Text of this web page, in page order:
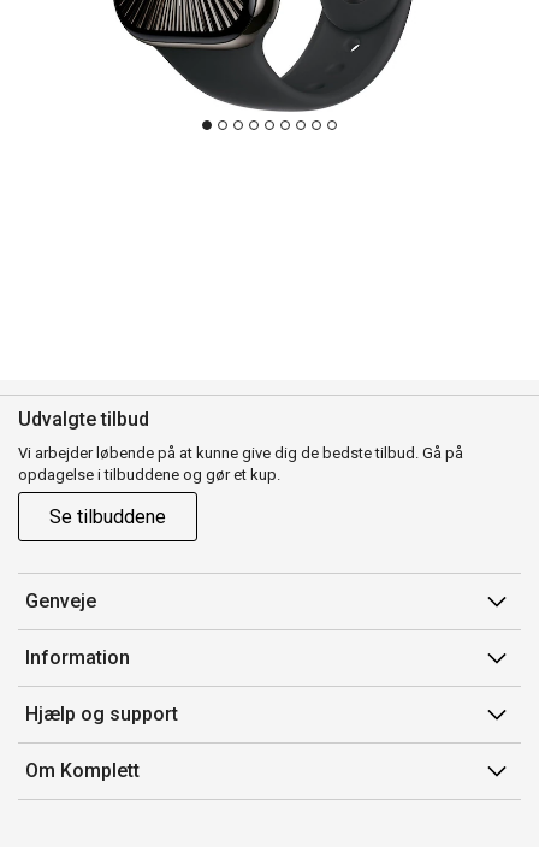
Udvalgte tilbud
Vi arbejder løbende på at kunne give dig de bedste tilbud. Gå på
opdagelse i tilbuddene og gør et kup.
Se tilbuddene
Genveje
Min side
Ordrehistorik
Gavekort
Information
Salgsbetingelser
Mærker/producent
Fortrydelsesret
Hjælp og support
Kontakt os
Kundeservice
Om Komplett